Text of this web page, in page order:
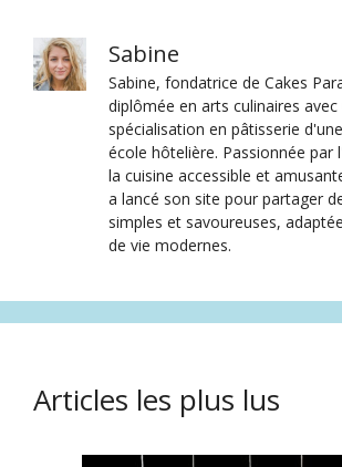
Sabine
Sabine, fondatrice de Cakes
diplômée en arts culinaires avec
spécialisation en pâtisserie
école hôtelière. Passionnée par
la cuisine accessible et
a lancé son site pour partager
simples et savoureuses,
de vie modernes.
Articles les plus lus